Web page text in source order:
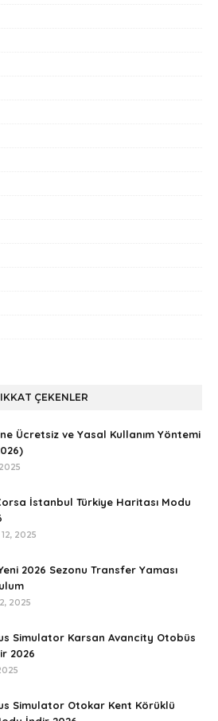
ÇEKENLER
Ücretsiz ve Yasal Kullanım Yöntemi
İstanbul Türkiye Haritası Modu
2025
Yeni 2026 Sezonu Transfer Yaması
2025
Simulator Karsan Avancity Otobüs
2026
Simulator Otokar Kent Körüklü